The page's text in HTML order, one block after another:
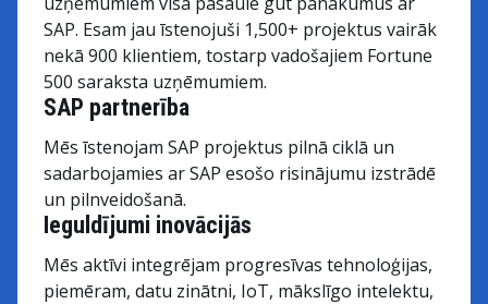
SAP. Esam jau īstenojuši 1,500+ projektus vairāk
nekā 900 klientiem, tostarp vadošajiem Fortune
500 saraksta uzņēmumiem.
SAP partnerība
Mēs īstenojam SAP projektus pilnā ciklā un
sadarbojamies ar SAP esošo risinājumu izstrādē
un pilnveidošanā.
Ieguldījumi inovācijās
Mēs aktīvi integrējam progresīvas tehnoloģijas,
piemēram, datu zinātni, IoT, mākslīgo intelektu,